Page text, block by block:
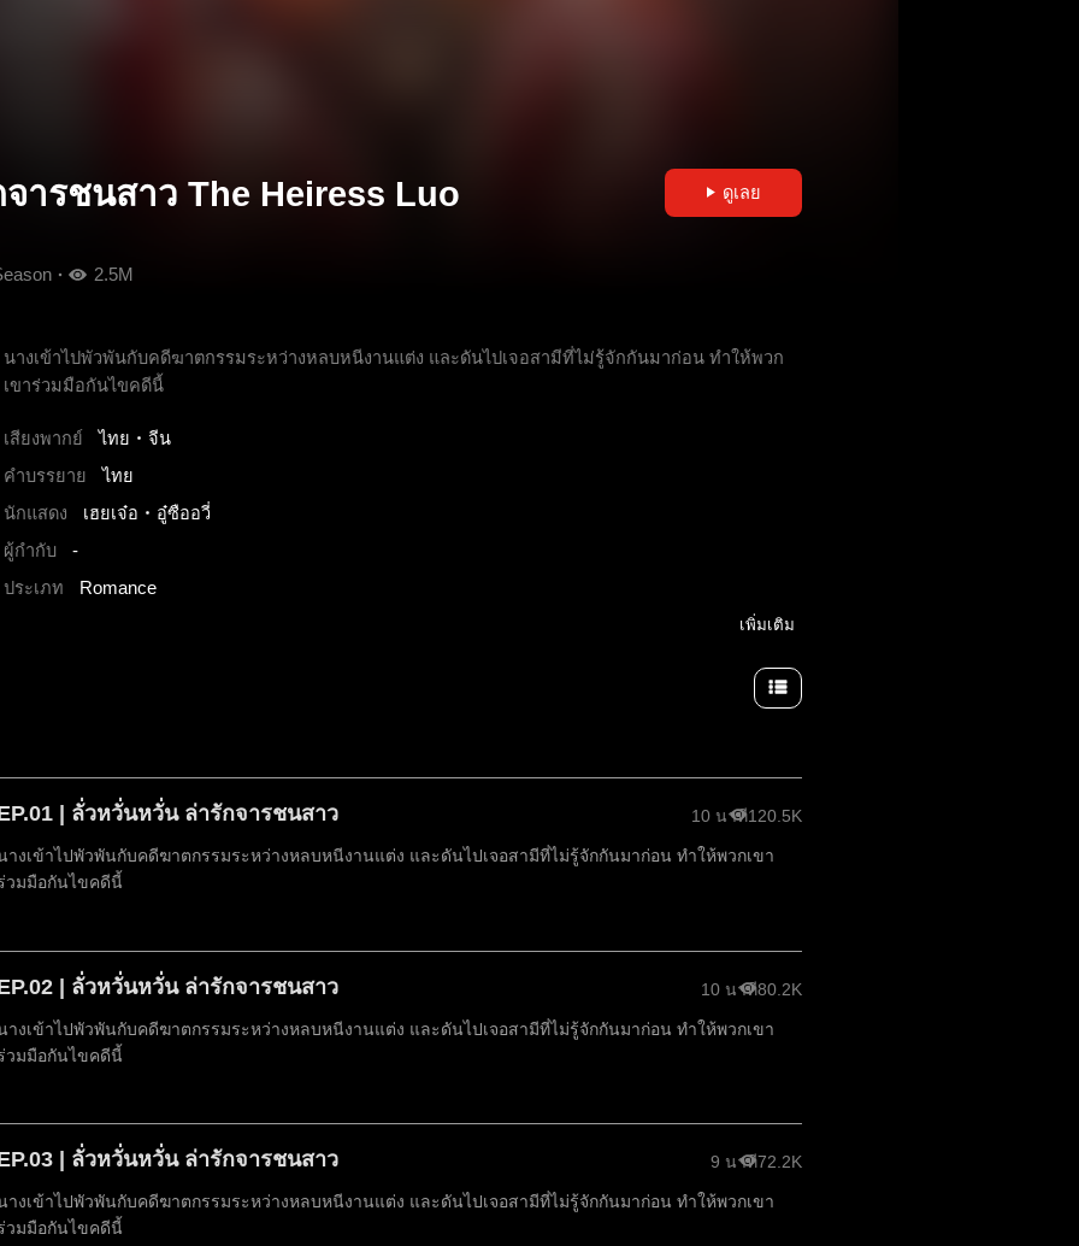
ารชนสาว The Heiress Luo
2.5M
ดูเลย
นางเข้าไปพัวพันกับคดีฆาตกรรมระหว่างหลบหนีงานแต่ง และดันไปเจอสามีที่ไม่รู้จักกันมาก่อน ทำให้พวก
เขาร่วมมือกันไขคดีนี้
เสียงพากย์ ไทย
จีน
คำบรรยาย
ไทย
นักแสดง
เฮยเจ๋อ
อู๋ซืออวี่
ผู้กำกับ
-
ประเภท
Romance
เพิ่มเติม
| ลั่วหวั่นหวั่น ล่ารักจารชนสาว 10 นาที120.5K
างเข้าไปพัวพันกับคดีฆาตกรรมระหว่างหลบหนีงานแต่ง และดันไปเจอสามีที่ไม่รู้จักกันมาก่อน ทำให้พวกเขา
วมมือกันไขคดีนี้
| ลั่วหวั่นหวั่น ล่ารักจารชนสาว 10 นาที80.2K
างเข้าไปพัวพันกับคดีฆาตกรรมระหว่างหลบหนีงานแต่ง และดันไปเจอสามีที่ไม่รู้จักกันมาก่อน ทำให้พวกเขา
วมมือกันไขคดีนี้
| ลั่วหวั่นหวั่น ล่ารักจารชนสาว 9 นาที72.2K
างเข้าไปพัวพันกับคดีฆาตกรรมระหว่างหลบหนีงานแต่ง และดันไปเจอสามีที่ไม่รู้จักกันมาก่อน ทำให้พวกเขา
วมมือกันไขคดีนี้